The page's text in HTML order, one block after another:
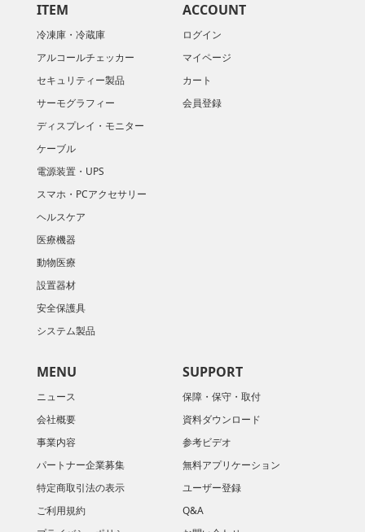
ITEM
冷凍庫・冷蔵庫
アルコールチェッカー
セキュリティー製品
サーモグラフィー
ディスプレイ・モニター
ケーブル
電源装置・UPS
スマホ・PCアクセサリー
ヘルスケア
医療機器
動物医療
設置器材
安全保護具
システム製品
ACCOUNT
ログイン
マイページ
カート
会員登録
MENU
ニュース
会社概要
​事業内容
パートナー企業募集
特定商取引法の表示
ご利用規約
SUPPORT
保障・保守・取付
資料ダウンロード
参考ビデオ
無料アプリケーション
ユーザー登録
Q&A